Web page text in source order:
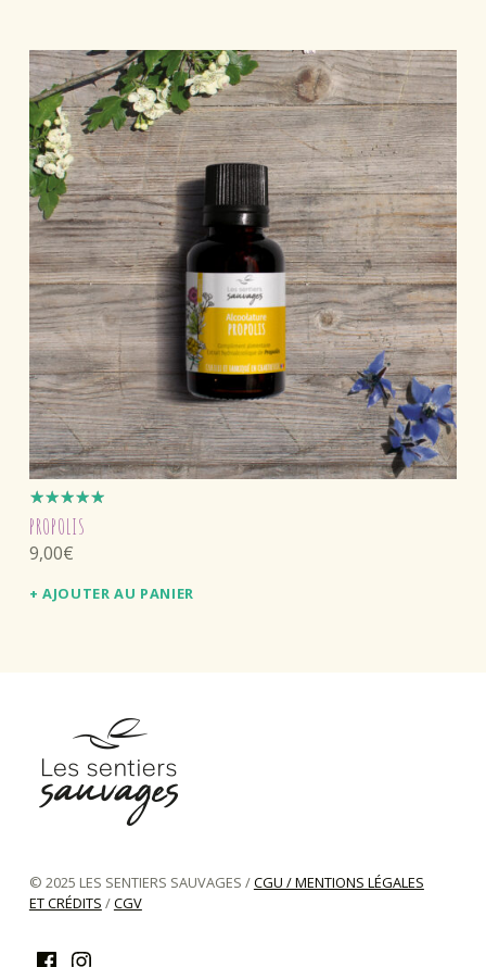
PROPOLIS
Note
5.00sur
5
9,00€
AJOUTER AU PANIER
les sentiers sauvages
GAMME D'HERBORISTERIE CONÇUE ARTISANALEMENT EN CHARTREUSE
© 2025 LES SENTIERS SAUVAGES /CGU / MENTIONS LÉGALES
ET CRÉDITS /CGV
FacebookInstagram